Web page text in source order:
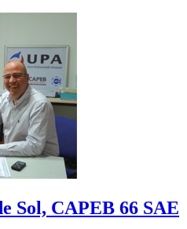
Sol, CAPEB 66 SAE